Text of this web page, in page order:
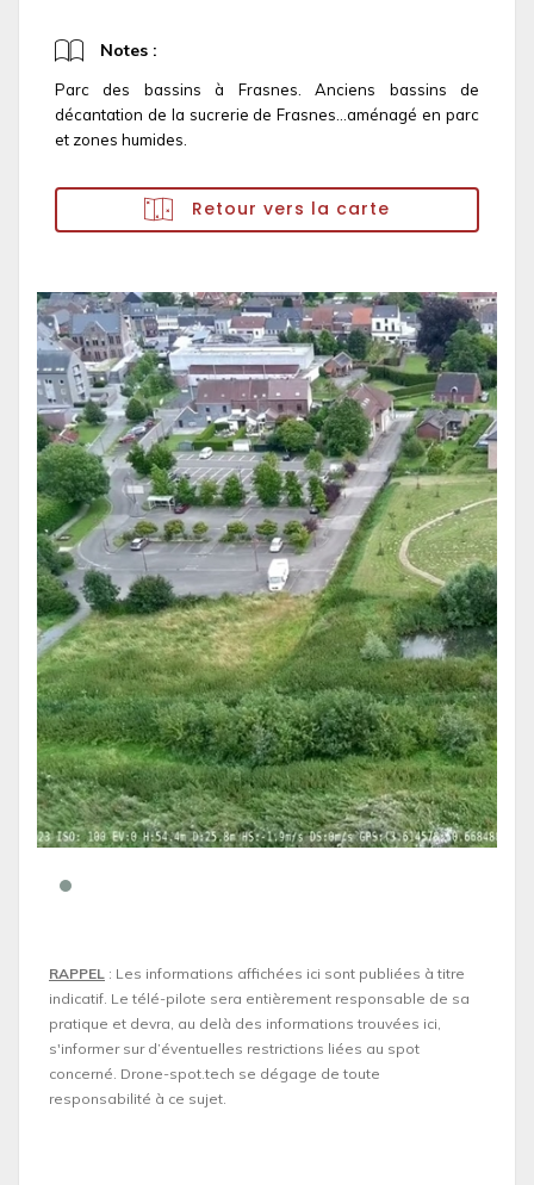
Notes :
Parc des bassins à Frasnes. Anciens bassins de
décantation de la sucrerie de Frasnes...aménagé en parc
et zones humides.
Retour vers la carte
RAPPEL : Les informations affichées ici sont publiées à titre
indicatif. Le télé-pilote sera entièrement responsable de sa
pratique et devra, au delà des informations trouvées ici,
s'informer sur d’éventuelles restrictions liées au spot
concerné. Drone-spot.tech se dégage de toute
responsabilité à ce sujet.